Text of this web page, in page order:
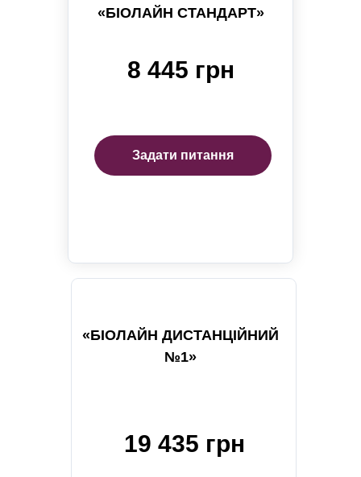
«БІОЛАЙН СТАНДАРТ»
8 445 грн
Задати питання
«БІОЛАЙН ДИСТАНЦІЙНИЙ
№1»
19 435 грн